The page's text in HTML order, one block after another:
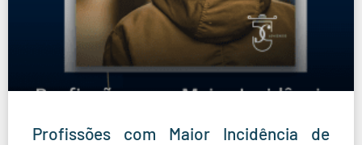
Profissões com Maior Incidência de